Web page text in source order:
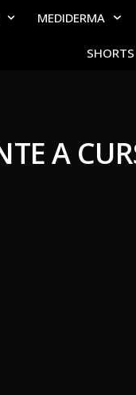
MEDIDERMA
SHORTS
A